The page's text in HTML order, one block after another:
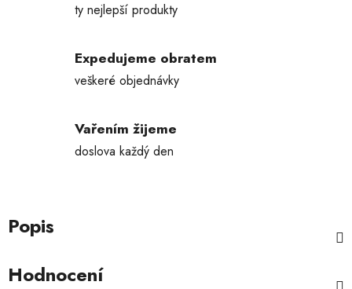
ty nejlepší produkty
Expedujeme obratem
veškeré objednávky
Vařením žijeme
doslova každý den
Popis
Hodnocení